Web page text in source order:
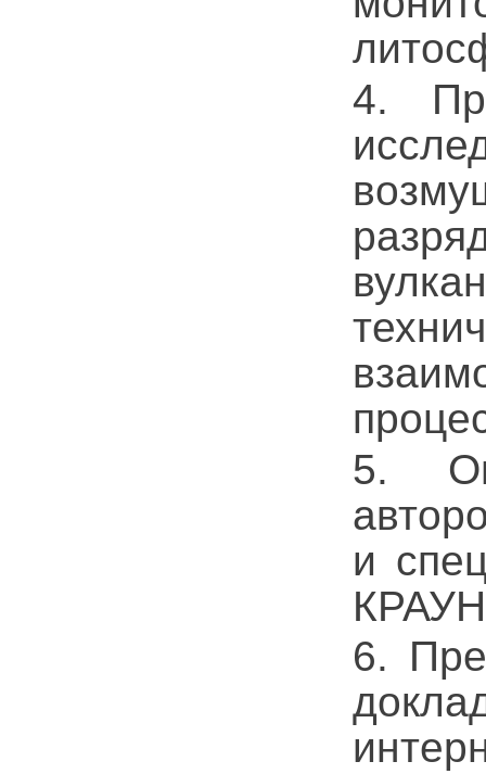
4.
5.
и
6.